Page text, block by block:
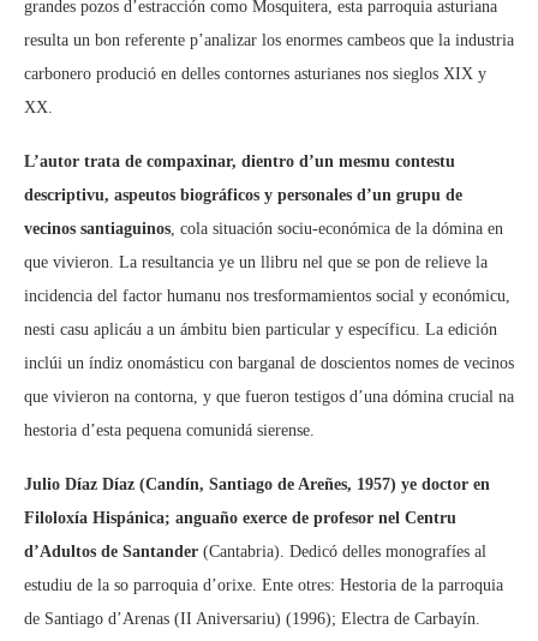
grandes pozos d’estracción como Mosquitera, esta parroquia asturiana
resulta un bon referente p’analizar los enormes cambeos que la industria
carbonero produció en delles contornes asturianes nos sieglos XIX y
XX.
L’autor trata de compaxinar, dientro d’un mesmu contestu
descriptivu, aspeutos biográficos y personales d’un grupu de
vecinos santiaguinos , cola situación sociu-económica de la dómina en
que vivieron. La resultancia ye un llibru nel que se pon de relieve la
incidencia del factor humanu nos tresformamientos social y económicu,
nesti casu aplicáu a un ámbitu bien particular y específicu. La edición
inclúi un índiz onomásticu con barganal de doscientos nomes de vecinos
que vivieron na contorna, y que fueron testigos d’una dómina crucial na
hestoria d’esta pequena comunidá sierense.
Julio Díaz Díaz (Candín, Santiago de Areñes, 1957) ye doctor en
Filoloxía Hispánica; anguaño exerce de profesor nel Centru
d’Adultos de Santander (Cantabria). Dedicó delles monografíes al
estudiu de la so parroquia d’orixe. Ente otres: Hestoria de la parroquia
de Santiago d’Arenas (II Aniversariu) (1996); Electra de Carbayín.